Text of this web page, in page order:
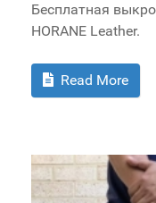
Бесплатная
HORANE Leather.
Read More